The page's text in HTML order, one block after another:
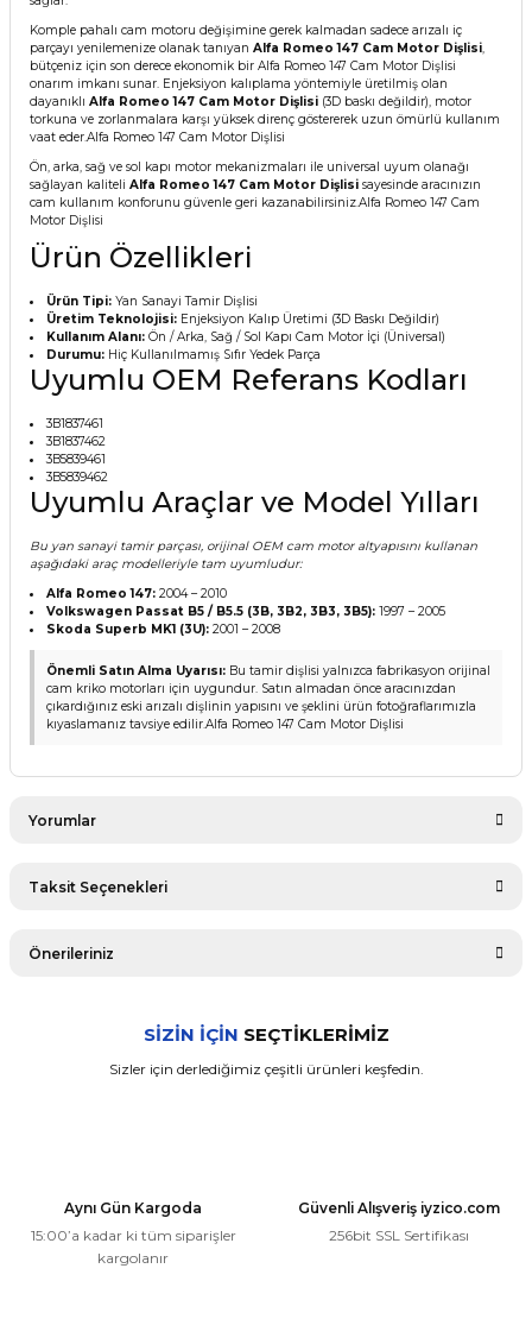
Komple pahalı cam motoru değişimine gerek kalmadan sadece arızalı iç
parçayı yenilemenize olanak tanıyan Alfa Romeo 147 Cam Motor Dişlisi,
bütçeniz için son derece ekonomik bir Alfa Romeo 147 Cam Motor Dişlisi
onarım imkanı sunar. Enjeksiyon kalıplama yöntemiyle üretilmiş olan
dayanıklı Alfa Romeo 147 Cam Motor Dişlisi (3D baskı değildir), motor
torkuna ve zorlanmalara karşı yüksek direnç göstererek uzun ömürlü kullanım
vaat eder.Alfa Romeo 147 Cam Motor Dişlisi
Ön, arka, sağ ve sol kapı motor mekanizmaları ile universal uyum olanağı
sağlayan kaliteli Alfa Romeo 147 Cam Motor Dişlisi sayesinde aracınızın
cam kullanım konforunu güvenle geri kazanabilirsiniz.Alfa Romeo 147 Cam
Motor Dişlisi
Ürün Özellikleri
Ürün Tipi: Yan Sanayi Tamir Dişlisi
Üretim Teknolojisi: Enjeksiyon Kalıp Üretimi (3D Baskı Değildir)
Kullanım Alanı: Ön / Arka, Sağ / Sol Kapı Cam Motor İçi (Üniversal)
Durumu: Hiç Kullanılmamış Sıfır Yedek Parça
Uyumlu OEM Referans Kodları
3B1837461
3B1837462
3B5839461
3B5839462
Uyumlu Araçlar ve Model Yılları
Bu yan sanayi tamir parçası, orijinal OEM cam motor altyapısını kullanan
aşağıdaki araç modelleriyle tam uyumludur:
Alfa Romeo 147: 2004 – 2010
Volkswagen Passat B5 / B5.5 (3B, 3B2, 3B3, 3B5): 1997 – 2005
Skoda Superb MK1 (3U): 2001 – 2008
Önemli Satın Alma Uyarısı: Bu tamir dişlisi yalnızca fabrikasyon orijinal
cam kriko motorları için uygundur. Satın almadan önce aracınızdan
çıkardığınız eski arızalı dişlinin yapısını ve şeklini ürün fotoğraflarımızla
kıyaslamanız tavsiye edilir.Alfa Romeo 147 Cam Motor Dişlisi
Yorumlar
Taksit Seçenekleri
Önerileriniz
konularda yetersiz gördüğünüz noktaları öneri formunu
kullanarak tarafımıza iletebilirsiniz.
Ürün bilgilerinde hatalar bulunuyor.
Ürün fiyatı diğer sitelerden daha pahalı.
SİZİN İÇİN SEÇTİKLERİMİZ
Sizler için derlediğimiz çeşitli ürünleri keşfedin.
82,67 ₺
Aynı Gün Kargoda
15:00’a kadar ki tüm siparişler
kargolanır
Güvenli Alışveriş iyzico.com
256bit SSL Sertifikası